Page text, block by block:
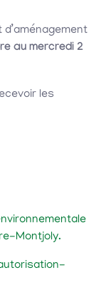
au mercredi 2
les
Montjoly.